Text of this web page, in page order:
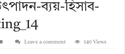
ব্যয়-হিসাব-
Leave a comment 140 Views